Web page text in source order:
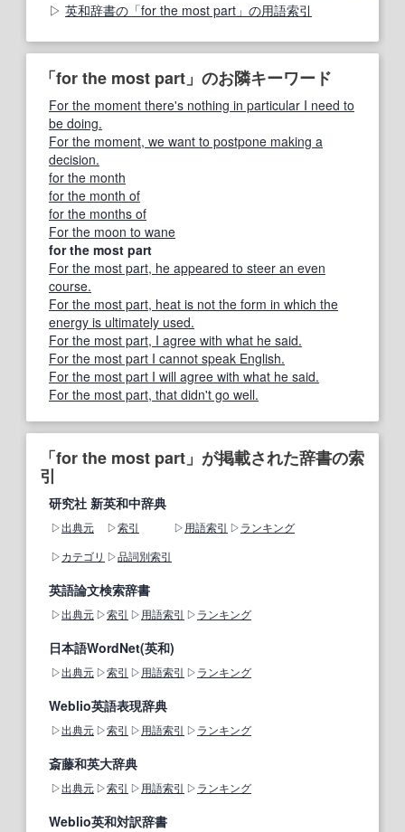
英和辞書の「for the most part」の用語索引
「for the most part」のお隣キーワード
For the moment there's nothing in particular I need to
be doing.
For the moment, we want to postpone making a
decision.
for the month
for the month of
for the months of
For the moon to wane
for the most part
For the most part, he appeared to steer an even
course.
For the most part, heat is not the form in which the
energy is ultimately used.
For the most part, I agree with what he said.
For the most part I cannot speak English.
For the most part I will agree with what he said.
For the most part, that didn't go well.
「for the most part」が掲載された辞書の索
引
研究社 新英和中辞典
出典元 索引 用語索引
ランキング
カテゴリ
品詞別索引
英語論文検索辞書
出典元 索引 用語索引 ランキング
日本語WordNet(英和)
出典元 索引 用語索引 ランキング
Weblio英語表現辞典
出典元 索引 用語索引 ランキング
斎藤和英大辞典
出典元 索引 用語索引 ランキング
Weblio英和対訳辞書